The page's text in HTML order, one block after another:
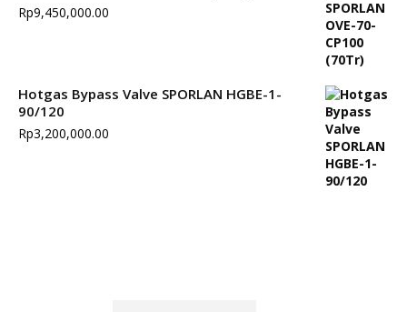
Rp9,450,000.00
Hotgas Bypass Valve SPORLAN HGBE-1-
90/120
Rp3,200,000.00